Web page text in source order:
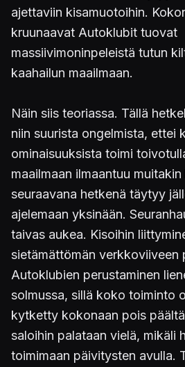
ajettaviin kisamuotoihin.
kruunaavat Autoklubit tuovat
massiivimoninpeleistä tutun
kaahailun maailmaan.
Näin siis teoriassa. Tällä
niin suurista ongelmista, ettei
ominaisuuksista toimi
maailmaan ilmaantuu
seuraavana hetkenä täytyy
ajelemaan yksinään.
taivas aukea. Kisoihin
sietämättömän verkkoviiveen
Autoklubien perustaminen
solmussa, sillä koko toiminto
kytketty kokonaan pois
saloihin palataan vielä, mikäli
toimimaan päivitysten avulla.